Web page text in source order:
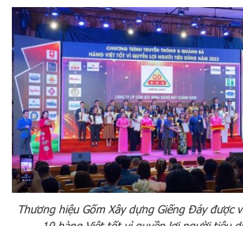
Thương hiệu Gốm Xây dựng Giếng Đáy được